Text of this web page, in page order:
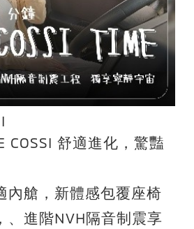
COSSI 舒適進化，驚豔
內艙，新體感包覆座椅
、進階NVH隔音制震享